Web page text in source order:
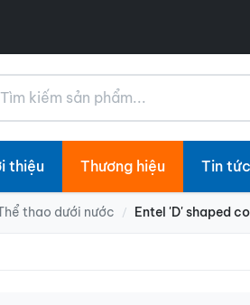
kiếm
thiệu Thương hiệu Tin tức
thao dưới nước / Entel 'D' shaped